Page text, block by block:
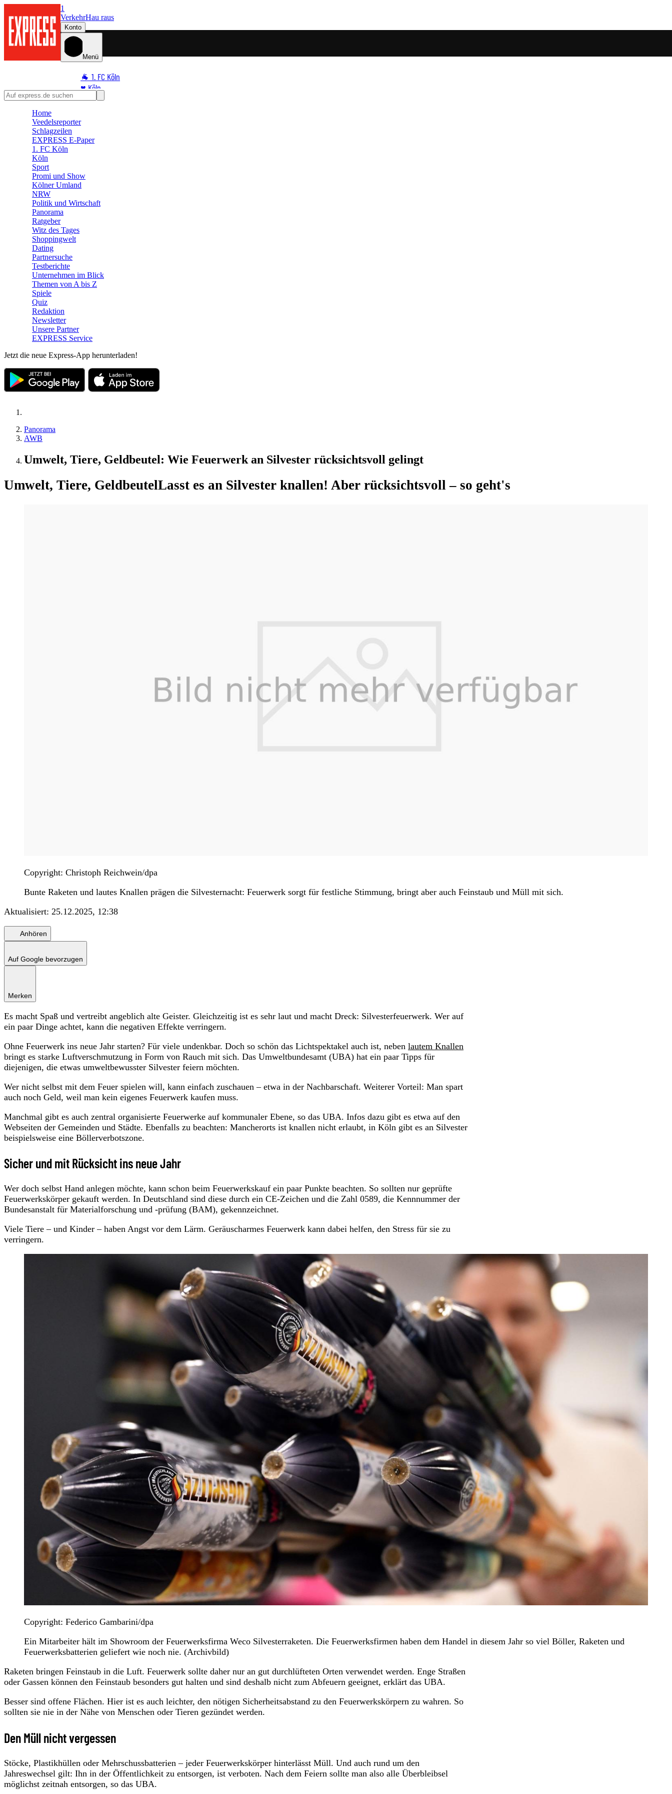
1
VerkehrHau raus
Konto
Menü
🐐 1. FC Köln
♥️ Köln
⭐ Promi
🛒 Shoppingwelt
🧩 Spiele
Home
Veedelsreporter
Schlagzeilen
EXPRESS E-Paper
1. FC Köln
Köln
Sport
Promi und Show
Kölner Umland
NRW
Politik und Wirtschaft
Panorama
Ratgeber
Witz des Tages
Shoppingwelt
Dating
Partnersuche
Testberichte
Unternehmen im Blick
Themen von A bis Z
Spiele
Quiz
Redaktion
Newsletter
Unsere Partner
EXPRESS Service
Jetzt die neue Express-App herunterladen!
Panorama
AWB
Umwelt, Tiere, Geldbeutel: Wie Feuerwerk an Silvester rücksichtsvoll gelingt
Umwelt, Tiere, GeldbeutelLasst es an Silvester knallen! Aber rücksichtsvoll – so geht's
Copyright: Christoph Reichwein/dpa
Bunte Raketen und lautes Knallen prägen die Silvesternacht: Feuerwerk sorgt für festliche Stimmung, bringt aber auch Feinstaub und Müll mit sich.
Aktualisiert: 25.12.2025, 12:38
Anhören
Auf Google bevorzugen
Merken
Es macht Spaß und vertreibt angeblich alte Geister. Gleichzeitig ist es sehr laut und macht Dreck: Silvesterfeuerwerk. Wer auf
ein paar Dinge achtet, kann die negativen Effekte verringern.
Ohne Feuerwerk ins neue Jahr starten? Für viele undenkbar. Doch so schön das Lichtspektakel auch ist, neben lautem Knallen
bringt es starke Luftverschmutzung in Form von Rauch mit sich. Das Umweltbundesamt (UBA) hat ein paar Tipps für
diejenigen, die etwas umweltbewusster Silvester feiern möchten.
Wer nicht selbst mit dem Feuer spielen will, kann einfach zuschauen – etwa in der Nachbarschaft. Weiterer Vorteil: Man spart
auch noch Geld, weil man kein eigenes Feuerwerk kaufen muss.
Manchmal gibt es auch zentral organisierte Feuerwerke auf kommunaler Ebene, so das UBA. Infos dazu gibt es etwa auf den
Webseiten der Gemeinden und Städte. Ebenfalls zu beachten: Mancherorts ist knallen nicht erlaubt, in Köln gibt es an Silvester
beispielsweise eine Böllerverbotszone.
Sicher und mit Rücksicht ins neue Jahr
Wer doch selbst Hand anlegen möchte, kann schon beim Feuerwerkskauf ein paar Punkte beachten. So sollten nur geprüfte
Feuerwerkskörper gekauft werden. In Deutschland sind diese durch ein CE-Zeichen und die Zahl 0589, die Kennnummer der
Bundesanstalt für Materialforschung und -prüfung (BAM), gekennzeichnet.
Viele Tiere – und Kinder – haben Angst vor dem Lärm. Geräuscharmes Feuerwerk kann dabei helfen, den Stress für sie zu
verringern.
Copyright: Federico Gambarini/dpa
Ein Mitarbeiter hält im Showroom der Feuerwerksfirma Weco Silvesterraketen. Die Feuerwerksfirmen haben dem Handel in diesem Jahr so viel Böller, Raketen und
Feuerwerksbatterien geliefert wie noch nie. (Archivbild)
Raketen bringen Feinstaub in die Luft. Feuerwerk sollte daher nur an gut durchlüfteten Orten verwendet werden. Enge Straßen
oder Gassen können den Feinstaub besonders gut halten und sind deshalb nicht zum Abfeuern geeignet, erklärt das UBA.
Besser sind offene Flächen. Hier ist es auch leichter, den nötigen Sicherheitsabstand zu den Feuerwerkskörpern zu wahren. So
sollten sie nie in der Nähe von Menschen oder Tieren gezündet werden.
Den Müll nicht vergessen
Stöcke, Plastikhüllen oder Mehrschussbatterien – jeder Feuerwerkskörper hinterlässt Müll. Und auch rund um den
Jahreswechsel gilt: Ihn in der Öffentlichkeit zu entsorgen, ist verboten. Nach dem Feiern sollte man also alle Überbleibsel
möglichst zeitnah entsorgen, so das UBA.